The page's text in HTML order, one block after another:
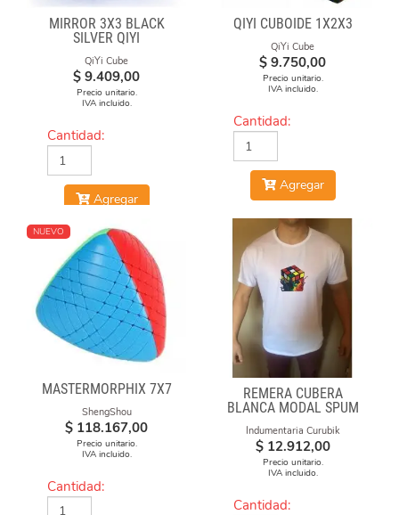
MIRROR 3X3 BLACK
SILVER QIYI
QiYi Cube
$ 9.409,00
Precio unitario.
IVA incluido.
Cantidad:
Agregar
QIYI CUBOIDE 1X2X3
QiYi Cube
$ 9.750,00
Precio unitario.
IVA incluido.
Cantidad:
Agregar
NUEVO
MASTERMORPHIX 7X7
ShengShou
$ 118.167,00
Precio unitario.
IVA incluido.
Cantidad:
REMERA CUBERA
BLANCA MODAL SPUM
CUBO FUEGO
Indumentaria Curubik
$ 12.912,00
Precio unitario.
IVA incluido.
Cantidad: